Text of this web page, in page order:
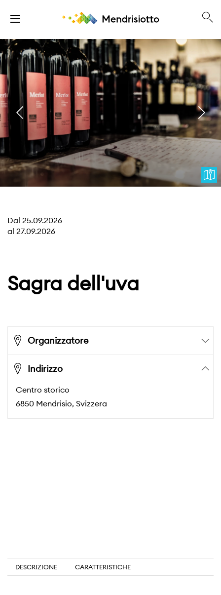
Dal 25.09.2026
al 27.09.2026
Sagra dell'uva
Organizzatore
Indirizzo
Centro storico
6850 Mendrisio, Svizzera
DESCRIZIONE CARATTERISTICHE